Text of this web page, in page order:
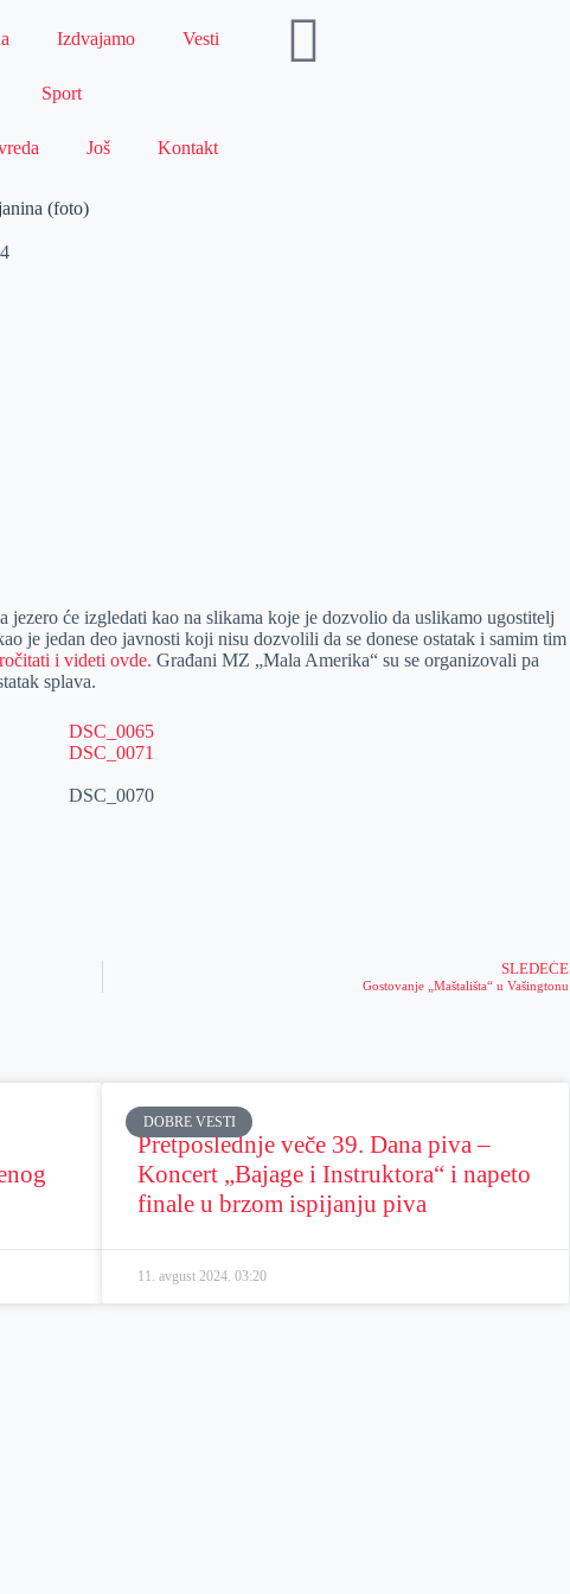
Izdvajamo Vesti
Sport
Još Kontakt
(foto)
jezero će izgledati kao na slikama koje je dozvolio da uslikamo ugostitelj
je jedan deo javnosti koji nisu dozvolili da se donese ostatak i samim tim
i videti ovde. Građani MZ „Mala Amerika“ su se organizovali pa
splava.
SLEDEĆE
Gostovanje „Maštališta“ u Vašingtonu
DOBRE VESTI
Pretposlednje veče 39. Dana piva –
Koncert „Bajage i Instruktora“ i napeto
finale u brzom ispijanju piva
11. avgust 2024.03:20